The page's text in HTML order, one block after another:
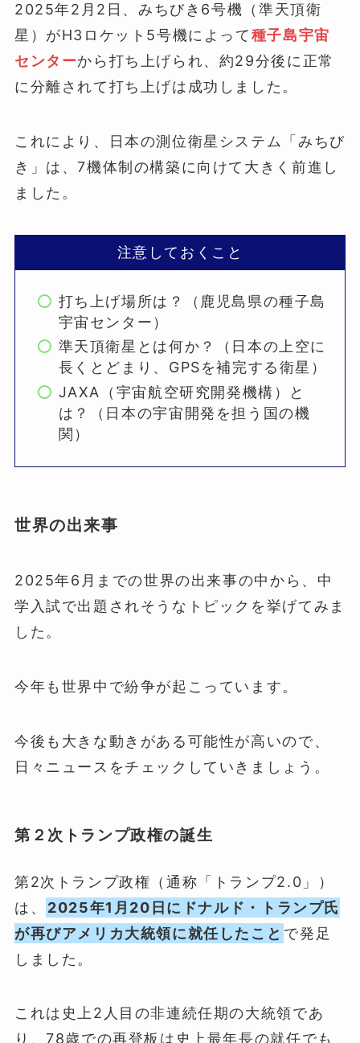
2025年2月2日、みちびき6号機（準天頂衛
星）がH3ロケット5号機によって種子島宇宙
センターから打ち上げられ、約29分後に正常
に分離されて打ち上げは成功しました。
これにより、日本の測位衛星システム「みちび
き」は、7機体制の構築に向けて大きく前進し
ました。
注意しておくこと
打ち上げ場所は？（鹿児島県の種子島
宇宙センター）
準天頂衛星とは何か？（日本の上空に
長くとどまり、GPSを補完する衛星）
JAXA（宇宙航空研究開発機構）と
は？（日本の宇宙開発を担う国の機
関）
世界の出来事
2025年6月までの世界の出来事の中から、中
学入試で出題されそうなトピックを挙げてみま
した。
今年も世界中で紛争が起こっています。
今後も大きな動きがある可能性が高いので、
日々ニュースをチェックしていきましょう。
第２次トランプ政権の誕生
第2次トランプ政権（通称「トランプ2.0」）
は、
2025年1月20日にドナルド・トランプ氏
が再びアメリカ大統領に就任したこと で発足
しました。
これは史上2人目の非連続任期の大統領であ
り、78歳での再登板は史上最年長の就任でも